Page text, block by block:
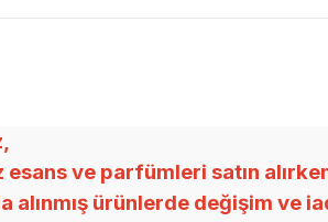
ve parfümleri satın
alınmış ürünlerde değişim ve